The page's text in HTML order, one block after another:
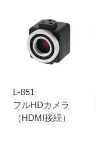
L-851
フルHDカメラ
（HDMI接続）